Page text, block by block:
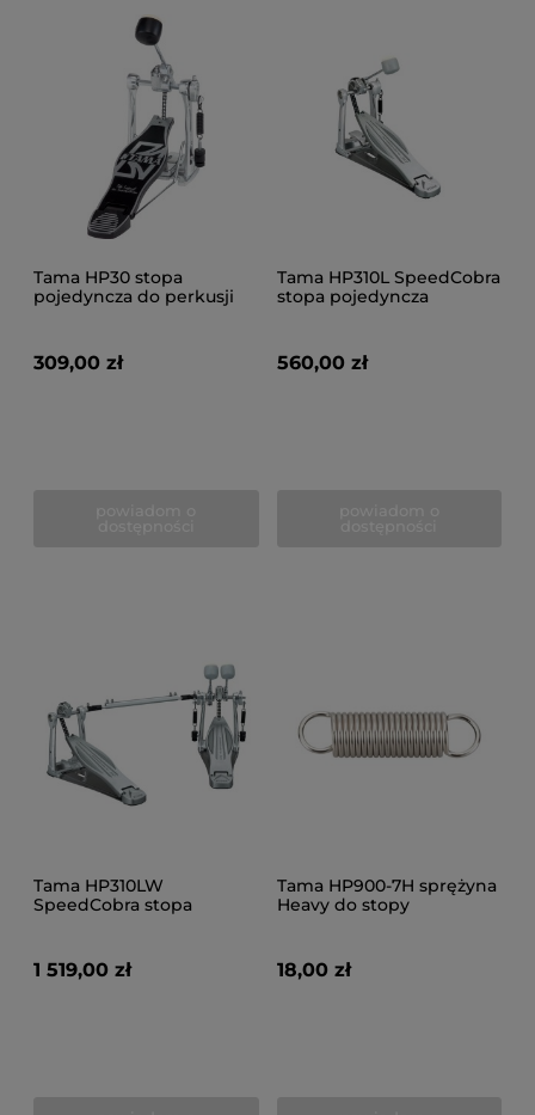
Tama HP30 stopa
pojedyncza do perkusji
309,00 zł
Tama HP310L SpeedCobra
stopa pojedyncza
560,00 zł
Tama HP310LW
SpeedCobra stopa
1 519,00 zł
Tama HP900-7H sprężyna
Heavy do stopy
18,00 zł